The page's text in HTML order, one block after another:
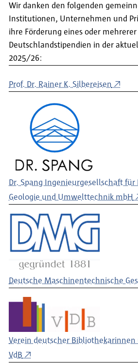
Wir danken den folgenden
Institutionen, Unternehmen und
ihre Förderung eines oder mehrerer
Deutschlandstipendien in der
2025/26:
Prof. Dr. Rainer K. Silbereisen
Dr. Spang Ingenieurgesellschaft für
Geologie und Umwelttechnik mbH
Deutsche Maschinentechnische
Verein deutscher
VdB